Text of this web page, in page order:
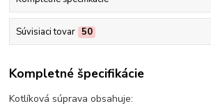
Súvisiaci tovar 50
Kompletné špecifikácie
Kotlíková súprava obsahuje: